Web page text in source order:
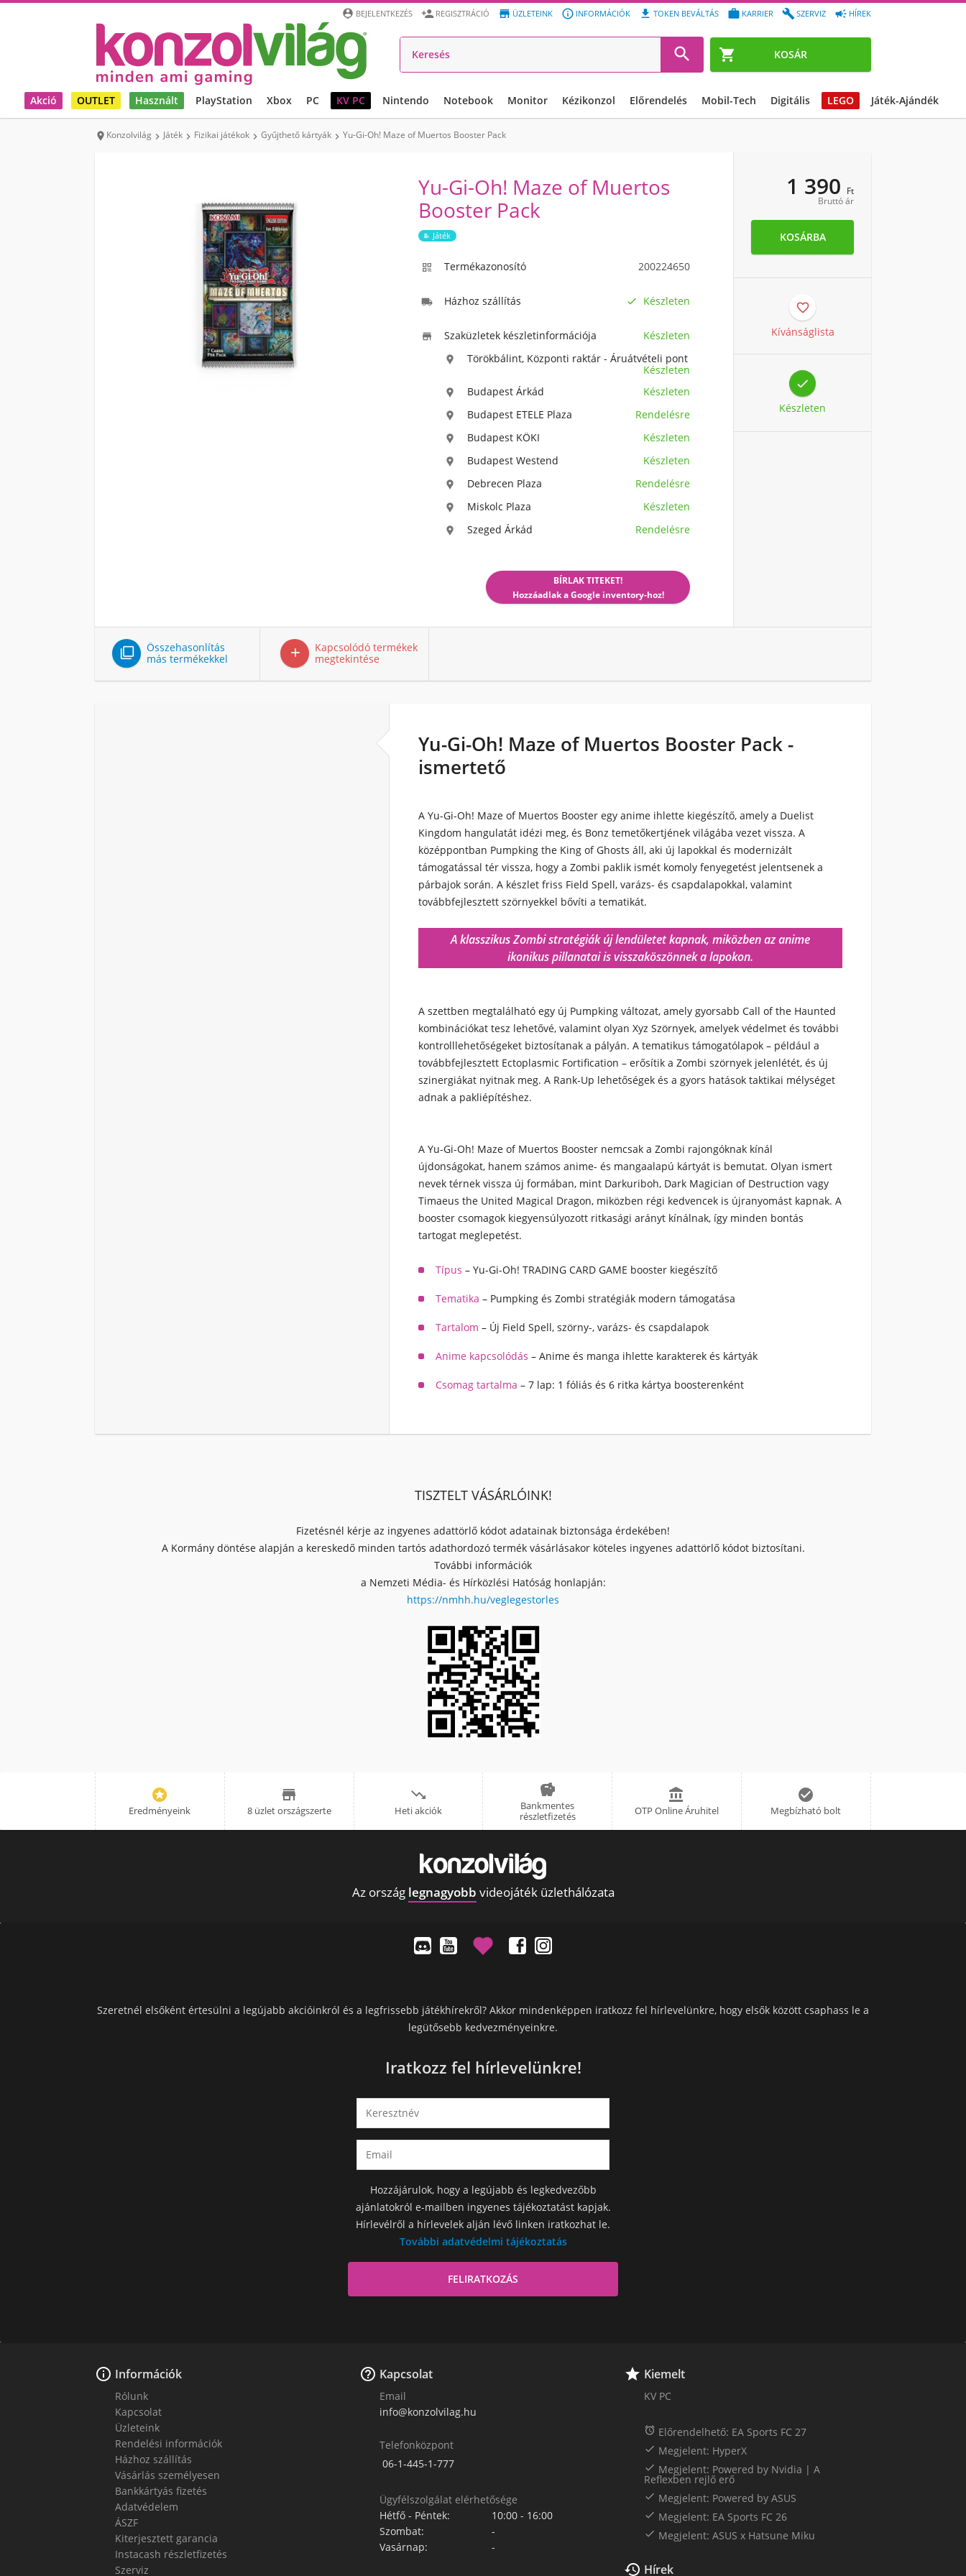
 KOSÁR
 HÍREK
 SZERVIZ
 KARRIER
 TOKEN BEVÁLTÁS
 INFORMÁCIÓK
 ÜZLETEINK
 REGISZTRÁCIÓ
 BEJELENTKEZÉS

Akció OUTLET Használt PlayStation Xbox PC KV PC Nintendo Notebook Monitor Kézikonzol Előrendelés Mobil-Tech Digitális LEGO Játék-Ajándék
 Konzolvilág Játék  Fizikai játékok  Gyűjthető kártyák  Yu-Gi-Oh! Maze of Muertos Booster Pack
Yu-Gi-Oh! Maze of Muertos
Booster Pack
Játék
 Termékazonosító 200224650
 Házhoz szállítás Készleten

 Szaküzletek készletinformációja Készleten

Törökbálint, Központi raktár - Áruátvételi pont
Készleten
 Budapest Árkád Készleten
 Budapest ETELE Plaza Rendelésre
 Budapest KÖKI Készleten
 Budapest Westend Készleten
 Debrecen Plaza Rendelésre
 Miskolc Plaza Készleten
 Szeged Árkád Rendelésre
BÍRLAK TITEKET!
Hozzáadlak a Google inventory-hoz!
1 390 Ft
Bruttó ár
KOSÁRBA

Kívánságlista

Készleten

Összehasonlítás
más termékekkel

Kapcsolódó termékek
megtekintése
Yu-Gi-Oh! Maze of Muertos Booster Pack -
ismertető
A Yu-Gi-Oh! Maze of Muertos Booster egy anime ihlette kiegészítő, amely a Duelist
Kingdom hangulatát idézi meg, és Bonz temetőkertjének világába vezet vissza. A
középpontban Pumpking the King of Ghosts áll, aki új lapokkal és modernizált
támogatással tér vissza, hogy a Zombi paklik ismét komoly fenyegetést jelentsenek a
párbajok során. A készlet friss Field Spell, varázs- és csapdalapokkal, valamint
továbbfejlesztett szörnyekkel bővíti a tematikát.
A klasszikus Zombi stratégiák új lendületet kapnak, miközben az anime
ikonikus pillanatai is visszaköszönnek a lapokon.
A szettben megtalálható egy új Pumpking változat, amely gyorsabb Call of the Haunted
kombinációkat tesz lehetővé, valamint olyan Xyz Szörnyek, amelyek védelmet és további
kontrolllehetőségeket biztosítanak a pályán. A tematikus támogatólapok – például a
továbbfejlesztett Ectoplasmic Fortification – erősítik a Zombi szörnyek jelenlétét, és új
szinergiákat nyitnak meg. A Rank-Up lehetőségek és a gyors hatások taktikai mélységet
adnak a pakliépítéshez.
A Yu-Gi-Oh! Maze of Muertos Booster nemcsak a Zombi rajongóknak kínál
újdonságokat, hanem számos anime- és mangaalapú kártyát is bemutat. Olyan ismert
nevek térnek vissza új formában, mint Darkuriboh, Dark Magician of Destruction vagy
Timaeus the United Magical Dragon, miközben régi kedvencek is újranyomást kapnak. A
booster csomagok kiegyensúlyozott ritkasági arányt kínálnak, így minden bontás
tartogat meglepetést.
Típus – Yu-Gi-Oh! TRADING CARD GAME booster kiegészítő
Tematika – Pumpking és Zombi stratégiák modern támogatása
Tartalom – Új Field Spell, szörny-, varázs- és csapdalapok
Anime kapcsolódás – Anime és manga ihlette karakterek és kártyák
Csomag tartalma – 7 lap: 1 fóliás és 6 ritka kártya boosterenként
TISZTELT VÁSÁRLÓINK!
Fizetésnél kérje az ingyenes adattörlő kódot adatainak biztonsága érdekében!
A Kormány döntése alapján a kereskedő minden tartós adathordozó termék vásárlásakor köteles ingyenes adattörlő kódot biztosítani.
További információk
a Nemzeti Média- és Hírközlési Hatóság honlapján:
https://nmhh.hu/veglegestorles

Eredményeink

8 üzlet országszerte

Heti akciók

Bankmentes
részletfizetés

OTP Online Áruhitel

Megbízható bolt
Az ország legnagyobb videojáték üzlethálózata
Szeretnél elsőként értesülni a legújabb akcióinkról és a legfrissebb játékhírekről? Akkor mindenképpen iratkozz fel hírlevelünkre, hogy elsők között csaphass le a
legütősebb kedvezményeinkre.
Iratkozz fel hírlevelünkre!
Hozzájárulok, hogy a legújabb és legkedvezőbb
ajánlatokról e-mailben ingyenes tájékoztatást kapjak.
Hírlevélről a hírlevelek alján lévő linken iratkozhat le.
További adatvédelmi tájékoztatás
 Információk
Rólunk
Kapcsolat
Üzleteink
Rendelési információk
Házhoz szállítás
Vásárlás személyesen
Bankkártyás fizetés
Adatvédelem
ÁSZF
Kiterjesztett garancia
Instacash részletfizetés
Szerviz
 Kapcsolat
Email
info@konzolvilag.hu
Telefonközpont
06-1-445-1-777
Ügyfélszolgálat elérhetősége
Hétfő - Péntek:
10:00 - 16:00
Szombat:
-
Vasárnap:
-
 Kiemelt
KV PC
 Előrendelhető: EA Sports FC 27
 Megjelent: HyperX
 Megjelent: Powered by Nvidia | A
Reflexben rejlő erő
 Megjelent: Powered by ASUS
 Megjelent: EA Sports FC 26
 Megjelent: ASUS x Hatsune Miku
 Hírek